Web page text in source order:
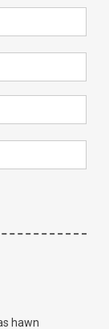
hawn